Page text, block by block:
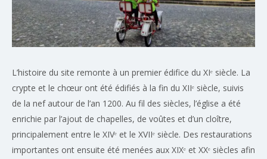
L’histoire du site remonte à un premier édifice du XIᵉ siècle. La
crypte et le chœur ont été édifiés à la fin du XIIᵉ siècle, suivis
de la nef autour de l’an 1200. Au fil des siècles, l’église a été
enrichie par l’ajout de chapelles, de voûtes et d’un cloître,
principalement entre le XIVᵉ et le XVIIᵉ siècle. Des restaurations
importantes ont ensuite été menées aux XIXᵉ et XXᵉ siècles afin